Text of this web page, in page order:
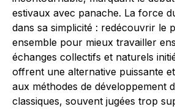
estivaux avec panache. La force
dans sa simplicité : redécouvrir le
ensemble pour mieux travailler
échanges collectifs et naturels
offrent une alternative puissante
aux méthodes de développement
classiques, souvent jugées trop